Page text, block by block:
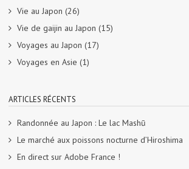
Vie au Japon (26)
Vie de gaijin au Japon (15)
Voyages au Japon (17)
Voyages en Asie (1)
ARTICLES RÉCENTS
Randonnée au Japon : Le lac Mashū
Le marché aux poissons nocturne d’Hiroshima
En direct sur Adobe France !